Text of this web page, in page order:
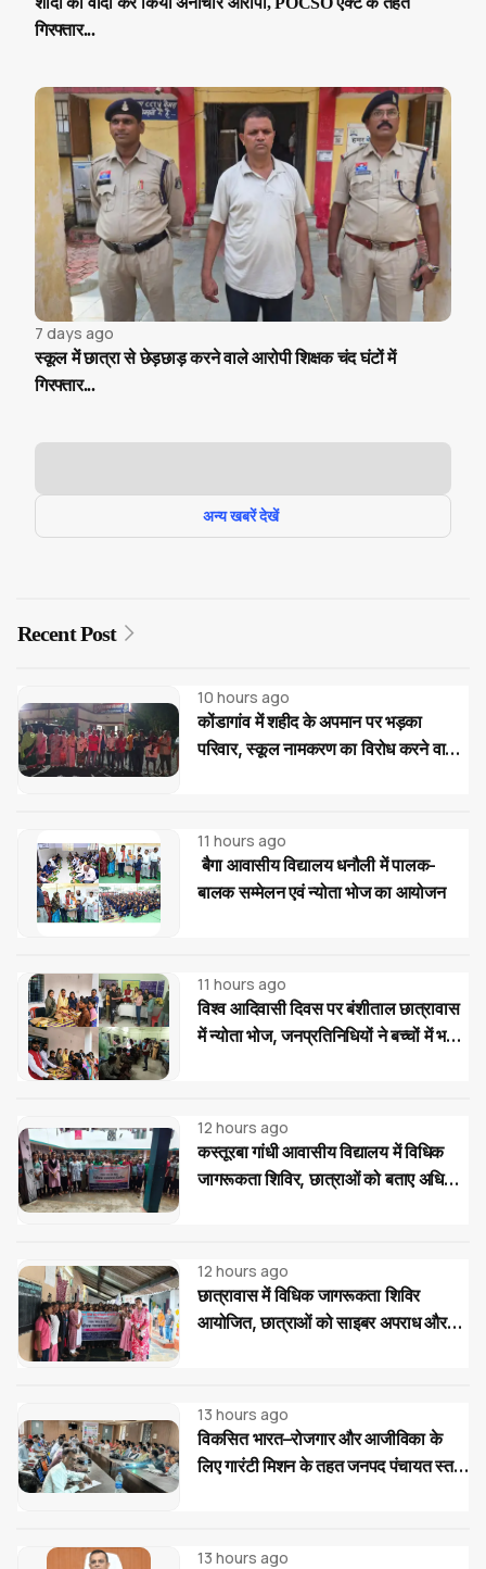
गिरफ्तार...
7 days ago
स्कूल में छात्रा से छेड़छाड़ करने वाले आरोपी शिक्षक चंद घंटों में
गिरफ्तार...
अन्य खबरें देखें
Recent Post
10 hours ago
कोंडागांव में शहीद के अपमान पर भड़का
परिवार, स्कूल नामकरण का विरोध करने वालों
11 hours ago
बैगा आवासीय विद्यालय धनौली में पालक-
बालक सम्मेलन एवं न्योता भोज का आयोजन
11 hours ago
विश्व आदिवासी दिवस पर बंशीताल छात्रावास
में न्योता भोज, जनप्रतिनिधियों ने बच्चों में भरी
12 hours ago
कस्तूरबा गांधी आवासीय विद्यालय में विधिक
जागरूकता शिविर, छात्राओं को बताए अधिकार
12 hours ago
छात्रावास में विधिक जागरूकता शिविर
आयोजित, छात्राओं को साइबर अपराध और
13 hours ago
विकसित भारत–रोजगार और आजीविका के
लिए गारंटी मिशन के तहत जनपद पंचायत स्तर
13 hours ago